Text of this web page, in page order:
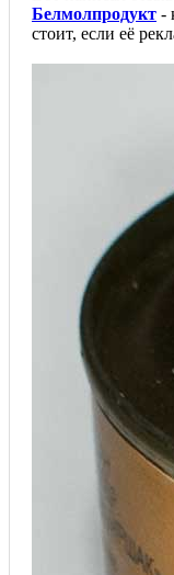
Белмолпродукт -
стоит, если её